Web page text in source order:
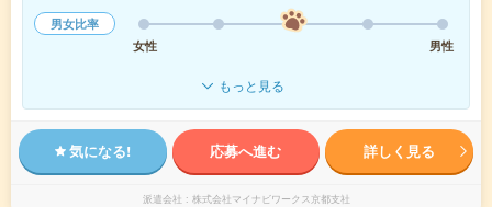
男女比率
女性
男性
もっと見る
気になる! 応募へ進む 詳しく見る
派遣会社 株式会社マイナビワークス京都支社